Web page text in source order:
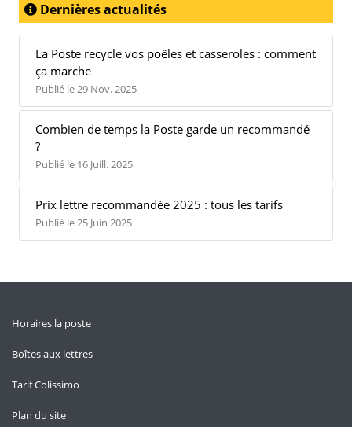
Dernières actualités
La Poste recycle vos poêles et casseroles : comment
ça marche
Publié le 29 Nov. 2025
Combien de temps la Poste garde un recommandé
?
Publié le 16 Juill. 2025
Prix lettre recommandée 2025 : tous les tarifs
Publié le 25 Juin 2025
Horaires la poste
Boîtes aux lettres
Tarif Colissimo
Plan du site